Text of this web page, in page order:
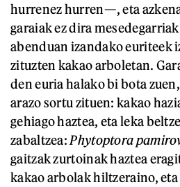
hurrenez hurren—, eta
garaiak ez dira
abenduan izandako euriteek
zituzten kakao arboletan.
den euria halako bi bota
arazo sortu zituen: kakao
gehiago haztea, eta leka
zabaltzea: Phytoptora
gaitzak zurtoinak haztea
kakao arbolak hiltzeraino,